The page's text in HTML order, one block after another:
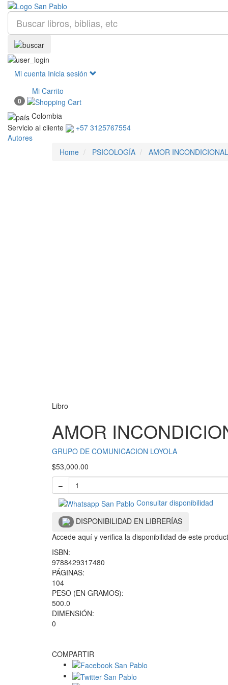
Mi cuenta Inicia sesión
Mi Carrito
0
Colombia
Servicio al cliente
+57 3125767554
Autores
Home
PSICOLOGÍA AMOR INCONDICIONAL
Libro
AMOR
GRUPO DE COMUNICACION LOYOLA
$53,000.00
–
Consultar disponibilidad
DISPONIBILIDAD EN LIBRERÍAS
Accede aquí y verifica la disponibilidad de este
ISBN:
9788429317480
PÁGINAS:
104
PESO (EN GRAMOS):
500.0
DIMENSIÓN:
0
COMPARTIR